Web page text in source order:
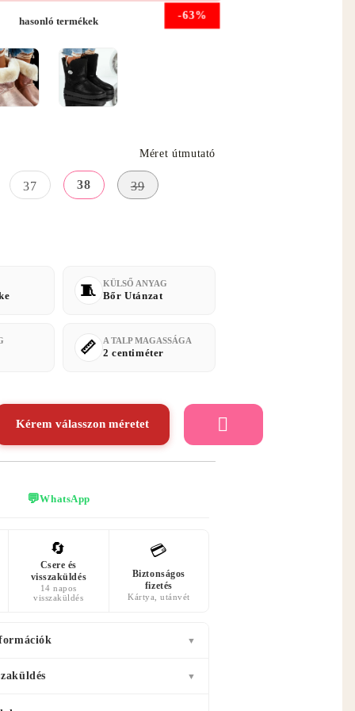
-63%
hasonló termékek
Méret útmutató
37 38 39
KÜLSŐ ANYAG
Bőr Utánzat
A TALP MAGASSÁGA
2 centiméter
Kérem válasszon méretet
💬WhatsApp
🔄
Csere és
visszaküldés
14 napos
visszaküldés
💳
Biztonságos
fizetés
Kártya, utánvét
▼
▼